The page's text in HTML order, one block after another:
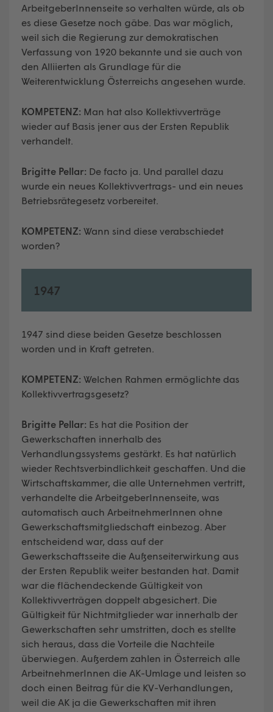
ArbeitgeberInnenseite so verhalten würde, als ob
es diese Gesetze noch gäbe. Das war möglich,
weil sich die Regierung zur demokratischen
Verfassung von 1920 bekannte und sie auch von
den Alliierten als Grundlage für die
Weiterentwicklung Österreichs angesehen wurde.
KOMPETENZ: Man hat also Kollektivverträge
wieder auf Basis jener aus der Ersten Republik
verhandelt.
Brigitte Pellar: De facto ja. Und parallel dazu
wurde ein neues Kollektivvertrags- und ein neues
Betriebsrätegesetz vorbereitet.
KOMPETENZ: Wann sind diese verabschiedet
worden?
1947
1947 sind diese beiden Gesetze beschlossen
worden und in Kraft getreten.
KOMPETENZ: Welchen Rahmen ermöglichte das
Kollektivvertragsgesetz?
Brigitte Pellar: Es hat die Position der
Gewerkschaften innerhalb des
Verhandlungssystems gestärkt. Es hat natürlich
wieder Rechtsverbindlichkeit geschaffen. Und die
Wirtschaftskammer, die alle Unternehmen vertritt,
verhandelte die ArbeitgeberInnenseite, was
automatisch auch ArbeitnehmerInnen ohne
Gewerkschaftsmitgliedschaft einbezog. Aber
entscheidend war, dass auf der
Gewerkschaftsseite die Außenseiterwirkung aus
der Ersten Republik weiter bestanden hat. Damit
war die flächendeckende Gültigkeit von
Kollektivverträgen doppelt abgesichert. Die
Gültigkeit für Nichtmitglieder war innerhalb der
Gewerkschaften sehr umstritten, doch es stellte
sich heraus, dass die Vorteile die Nachteile
überwiegen. Außerdem zahlen in Österreich alle
ArbeitnehmerInnen die AK-Umlage und leisten so
doch einen Beitrag für die KV-Verhandlungen,
weil die AK ja die Gewerkschaften mit ihren